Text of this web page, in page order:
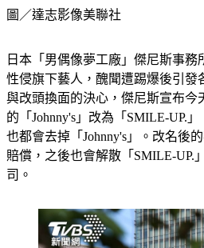
性侵旗下藝人，醜聞遭踢爆後引
與改頭換面的決心，傑尼斯宣布今
的「Johnny's」改為「SMILE-UP.
也都會去掉「Johnny's」。改名後
賠償，之後也會解散「SMILE-UP.
司。